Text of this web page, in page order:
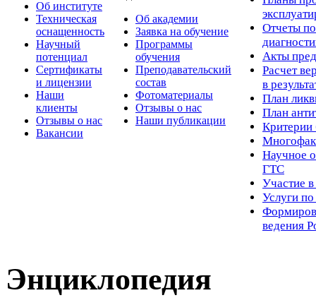
Об институте
Техническая
оснащенность
Научный
потенциал
Сертификаты
и лицензии
Наши
клиенты
Отзывы о нас
Вакансии
Об академии
Заявка на обучение
Программы
обучения
Преподавательский
состав
Фотоматериалы
Отзывы о нас
Наши публикации
Отчеты по
Акты
Расчет
в
План
План
Критерии
Научное
ГТС
Участие
Услуги
ведения
Энциклопедия